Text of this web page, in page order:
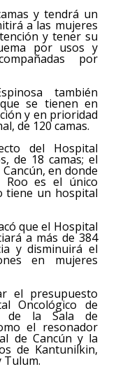
y tendrá un
a las mujeres
y tener su
por usos y
por
también
se tienen en
y en prioridad
de 120 camas.
del Hospital
de 18 camas; el
en donde
Roo es el único
tiene un hospital
que el Hospital
a más de 384
y disminuirá el
en mujeres
el presupuesto
Oncológico de
de la Sala de
el resonador
de Cancún y la
de Kantunilkin,
Tulum.